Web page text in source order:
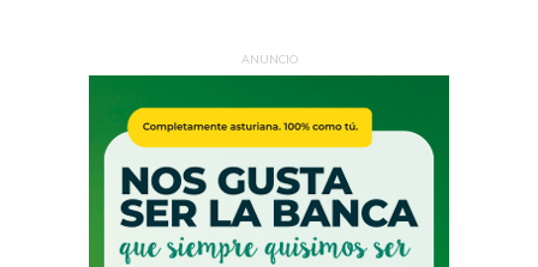
ANUNCIO